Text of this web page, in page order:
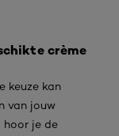
crème
keuze kan
van jouw
hoor je de